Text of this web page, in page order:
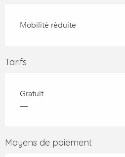
Mobilité réduite
Tarifs
Gratuit
—
Moyens de paiement